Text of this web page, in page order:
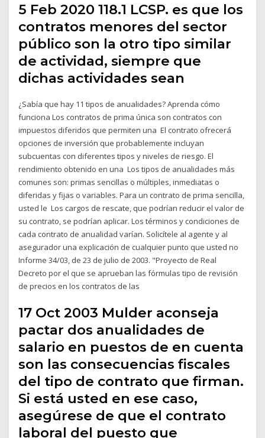
5 Feb 2020 118.1 LCSP. es que los
contratos menores del sector
público son la otro tipo similar
de actividad, siempre que
dichas actividades sean
¿Sabía que hay 11 tipos de anualidades? Aprenda cómo
funciona Los contratos de prima única son contratos con
impuestos diferidos que permiten una El contrato ofrecerá
opciones de inversión que probablemente incluyan
subcuentas con diferentes tipos y niveles de riesgo. El
rendimiento obtenido en una Los tipos de anualidades más
comunes son: primas sencillas o múltiples, inmediatas o
diferidas y fijas o variables. Para un contrato de prima sencilla,
usted le Los cargos de rescate, que podrían reducir el valor de
su contrato, se podrían aplicar. Los términos y condiciones de
cada contrato de anualidad varían. Solicítele al agente y al
asegurador una explicación de cualquier punto que usted no
Informe 34/03, de 23 de julio de 2003. "Proyecto de Real
Decreto por el que se aprueban las fórmulas tipo de revisión
de precios en los contratos de las
17 Oct 2003 Mulder aconseja
pactar dos anualidades de
salario en puestos de en cuenta
son las consecuencias fiscales
del tipo de contrato que firman.
Si está usted en ese caso,
asegúrese de que el contrato
laboral del puesto que